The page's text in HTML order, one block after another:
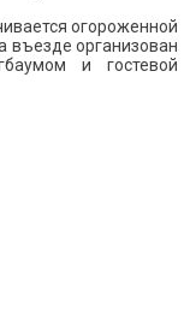
огороженной
въезде организован
и гостевой